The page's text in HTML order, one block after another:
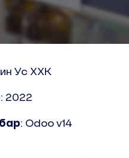
Ус ХХК
: 2022
: Odoo v14